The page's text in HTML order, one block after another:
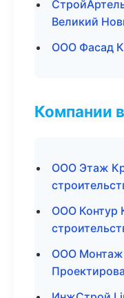
Великий
ООО Фасад
Компании
ООО Этаж
ООО Контур
ООО